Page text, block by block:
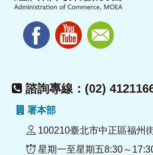
諮詢專線：(02)
署本部
100210臺北市中正區福州
星期一至星期五8:30～